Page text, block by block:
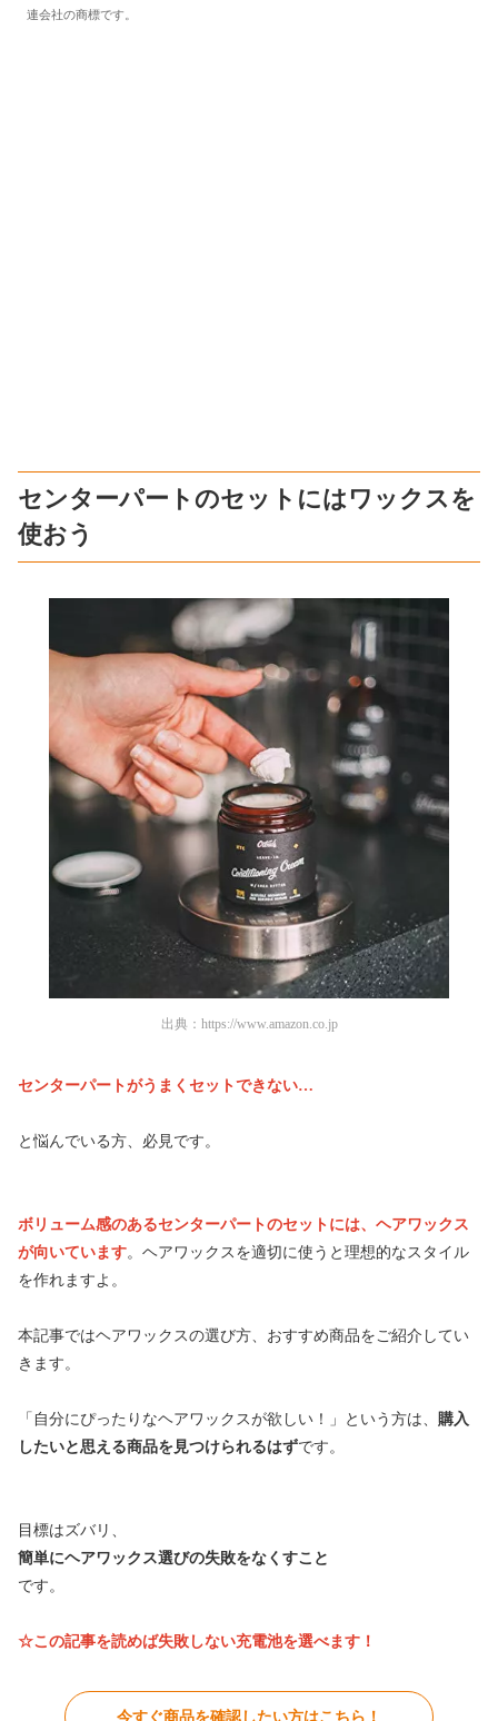
連会社の商標です。
センターパートのセットにはワックスを
使おう
出典： https://www.amazon.co.jp
センターパートがうまくセットできない…
と悩んでいる方、必見です。
ボリューム感のあるセンターパートのセットには、ヘアワックス
が向いています。ヘアワックスを適切に使うと理想的なスタイル
を作れますよ。
本記事ではヘアワックスの選び方、おすすめ商品をご紹介してい
きます。
「自分にぴったりなヘアワックスが欲しい！」という方は、 購入
したいと思える商品を見つけられるはずです。
目標はズバリ、
簡単にヘアワックス選びの失敗をなくすこと
です。
☆この記事を読めば失敗しない充電池を選べます！
今すぐ商品を確認したい方はこちら！